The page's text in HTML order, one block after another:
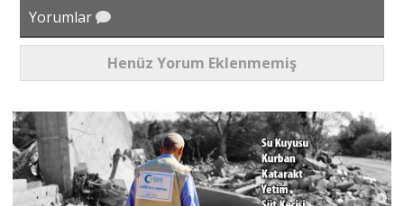
Yorumlar
Henüz Yorum Eklenmemiş